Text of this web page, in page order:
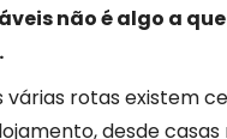
não é algo a
várias rotas existem
desde casas